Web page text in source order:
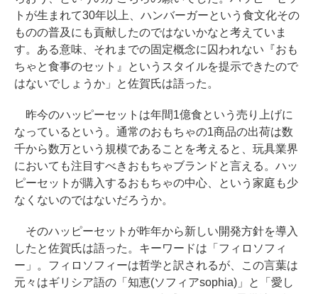
トが生まれて30年以上、ハンバーガーという食文化その
ものの普及にも貢献したのではないかなと考えていま
す。ある意味、それまでの固定概念に囚われない『おも
ちゃと食事のセット』というスタイルを提示できたので
はないでしょうか」と佐賀氏は語った。
昨今のハッピーセットは年間1億食という売り上げに
なっているという。通常のおもちゃの1商品の出荷は数
千から数万という規模であることを考えると、玩具業界
においても注目すべきおもちゃブランドと言える。ハッ
ピーセットが購入するおもちゃの中心、という家庭も少
なくないのではないだろうか。
そのハッピーセットが昨年から新しい開発方針を導入
したと佐賀氏は語った。キーワードは「フィロソフィ
ー」。フィロソフィーは哲学と訳されるが、この言葉は
元々はギリシア語の「知恵(ソフィアsophia)」と「愛し